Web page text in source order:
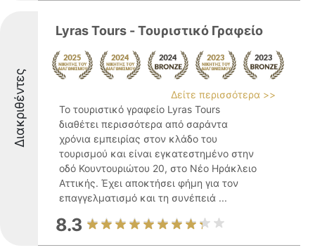
Διακριθέντες
Lyras Tours - Τουριστικό Γραφείο
Δείτε περισσότερα >>
Το τουριστικό γραφείο Lyras Tours
διαθέτει περισσότερα από σαράντα
χρόνια εμπειρίας στον κλάδο του
τουρισμού και είναι εγκατεστημένο στην
οδό Κουντουριώτου 20, στο Νέο Ηράκλειο
Αττικής. Έχει αποκτήσει φήμη για τον
επαγγελματισμό και τη συνέπειά ...
8.3